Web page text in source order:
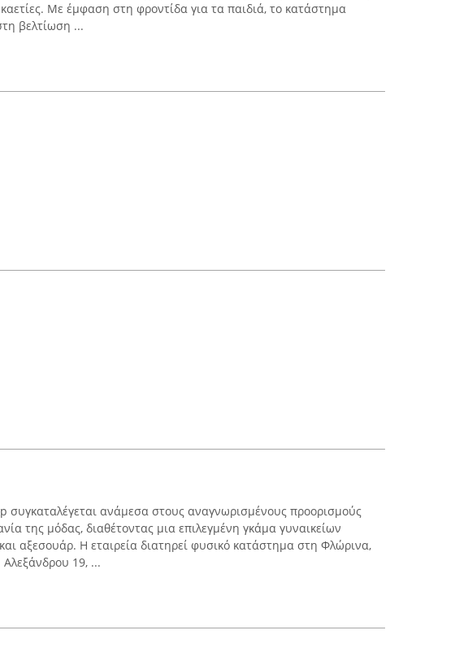
Με έμφαση στη φροντίδα για τα παιδιά, το κατάστημα
βελτίωση ...
συγκαταλέγεται ανάμεσα στους αναγνωρισμένους προορισμούς
της μόδας, διαθέτοντας μια επιλεγμένη γκάμα γυναικείων
αξεσουάρ. Η εταιρεία διατηρεί φυσικό κατάστημα στη Φλώρινα,
19, ...